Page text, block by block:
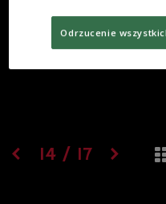
14 / 17
Odrzucenie